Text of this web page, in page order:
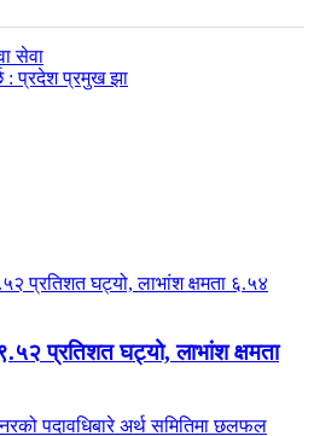
सेवा
: प्रदेश प्रमुख झा
प्रतिशत घट्यो, लाभांश क्षमता